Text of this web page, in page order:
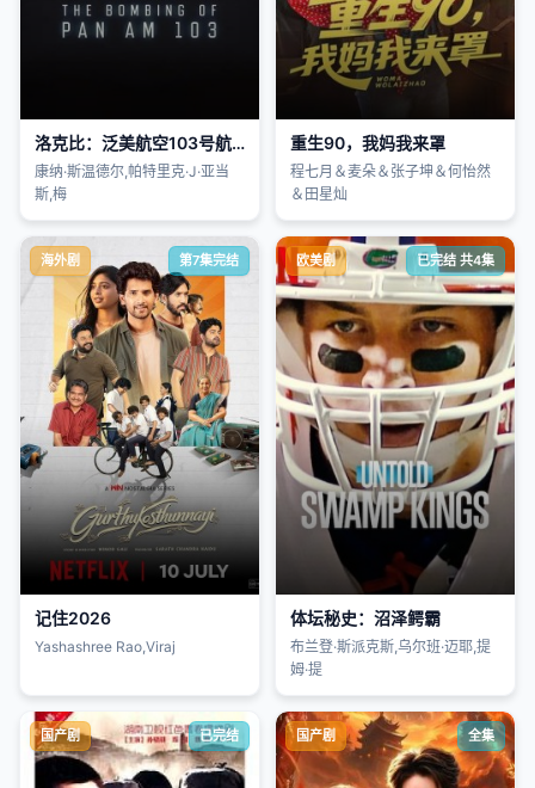
洛克比：泛美航空103号航班爆炸案第一季
康纳·斯温德尔,帕特里克·J·亚当
斯,梅
重生90，我妈我来罩
程七月＆麦朵＆张子坤＆何怡然
＆田星灿
海外剧 第7集完结
记住2026
Yashashree Rao,Viraj
欧美剧 已完结 共4集
体坛秘史：沼泽鳄霸
布兰登·斯派克斯,乌尔班·迈耶,提
姆·提
国产剧 已完结 国产剧 全集